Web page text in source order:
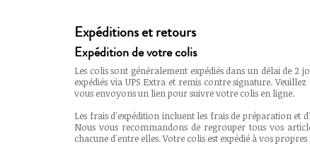
Expéditions et retours
Expédition de votre colis
Les colis sont généralement expédiés dans un délai de 2
expédiés via UPS Extra et remis contre signature.
vous envoyons un lien pour suivre votre colis en ligne.
Les frais d'expédition incluent les frais de préparation et
Nous vous recommandons de regrouper tous vos
chacune d'entre elles. Votre colis est expédié à vos